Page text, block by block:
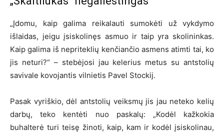
„Įdomu, kaip galima reikalauti sumokėti už vykdymo
išlaidas, jeigu įsiskolinęs asmuo ir taip yra skolininkas.
Kaip galima iš nepriteklių kenčiančio asmens atimti tai, ko
jis neturi?“ – stebėjosi jau kelerius metus su antstolių
savivale kovojantis vilnietis Pavel Stockij.
Pasak vyriškio, dėl antstolių veiksmų jis jau neteko kelių
darbų, teko kentėti nuo paskalų: „Kodėl kažkokia
buhalterė turi teisę žinoti, kaip, kam ir kodėl įsiskolinau,